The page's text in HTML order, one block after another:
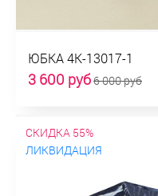
ЮБКА 4К-13017-1
3 600 руб6 000 руб
СКИДКА 55%
ЛИКВИДАЦИЯ